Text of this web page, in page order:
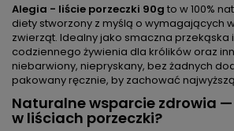
Alegia - liście porzeczki 90g to w 100%
diety stworzony z myślą o wymagających
zwierząt. Idealny jako smaczna przekąska
codziennego żywienia dla królików oraz
niebarwiony, niepryskany, bez żadnych
pakowany ręcznie, by zachować
Naturalne wsparcie zdrowia
w liściach porzeczki?